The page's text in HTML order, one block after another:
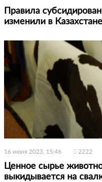
Правила
изменили в Казахстане
16 июня 2023, 15:46 2222
Ценное сырье
выкидывается на